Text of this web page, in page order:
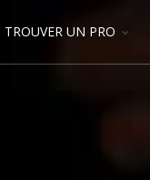
TROUVER UN PRO